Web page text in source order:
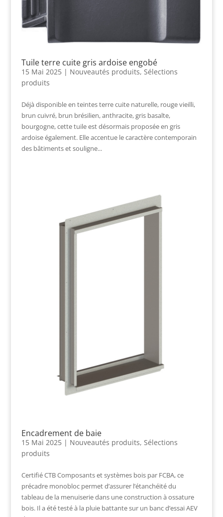
Tuile terre cuite gris ardoise engobé
15 Mai 2025| Nouveautés produits, Sélections
produits
Déjà disponible en teintes terre cuite naturelle, rouge vieilli,
brun cuivré, brun brésilien, anthracite, gris basalte,
bourgogne, cette tuile est désormais proposée en gris
ardoise également. Elle accentue le caractère contemporain
des bâtiments et souligne...
Encadrement de baie
15 Mai 2025| Nouveautés produits, Sélections
produits
Certifié CTB Composants et systèmes bois par FCBA, ce
précadre monobloc permet d’assurer l’étanchéité du
tableau de la menuiserie dans une construction à ossature
bois. Il a été testé à la pluie battante sur un banc d’essai AEV